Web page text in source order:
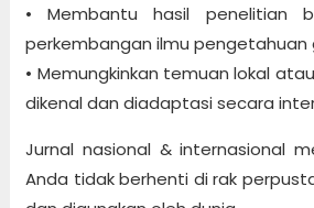
• Membantu hasil penelitian
perkembangan ilmu pengetahuan
• Memungkinkan temuan lokal
dikenal dan diadaptasi secara
Jurnal nasional & internasional
Anda tidak berhenti di rak